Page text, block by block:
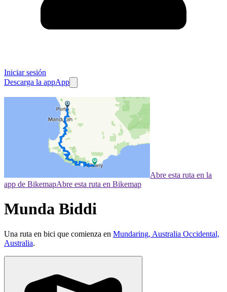
Iniciar sesión
Descarga la appApp
Abre esta ruta en la
app de BikemapAbre esta ruta en Bikemap
Munda Biddi
Una ruta en bici que comienza en Mundaring, Australia Occidental,
Australia.